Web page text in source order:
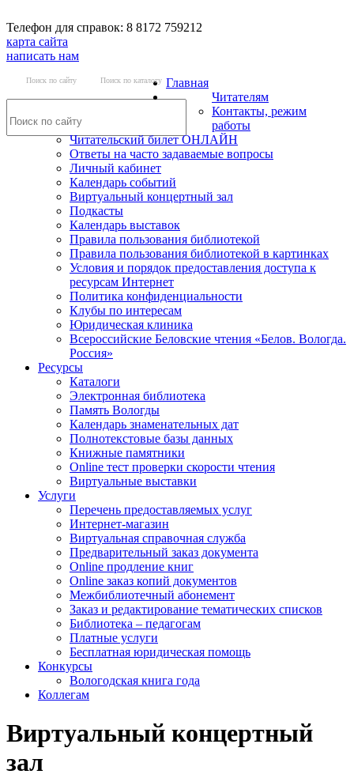
Телефон для справок: 8 8172 759212
карта сайта
написать нам
Поиск по сайту Поиск по каталогу Главная
Читателям
Контакты, режим
работы
Читательский билет ОНЛАЙН
Ответы на часто задаваемые вопросы
Личный кабинет
Календарь событий
Виртуальный концертный зал
Подкасты
Календарь выставок
Правила пользования библиотекой
Правила пользования библиотекой в картинках
Условия и порядок предоставления доступа к
ресурсам Интернет
Политика конфиденциальности
Клубы по интересам
Юридическая клиника
Всероссийские Беловские чтения «Белов. Вологда.
Россия»
Ресурсы
Каталоги
Электронная библиотека
Память Вологды
Календарь знаменательных дат
Полнотекстовые базы данных
Книжные памятники
Online тест проверки скорости чтения
Виртуальные выставки
Услуги
Перечень предоставляемых услуг
Интернет-магазин
Виртуальная справочная служба
Предварительный заказ документа
Online продление книг
Online заказ копий документов
Межбиблиотечный абонемент
Заказ и редактирование тематических списков
Библиотека – педагогам
Платные услуги
Бесплатная юридическая помощь
Конкурсы
Вологодская книга года
Коллегам
Виртуальный концертный
зал